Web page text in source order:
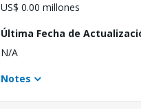
US$ 0.00 millones
Última Fecha de
N/A
Notes